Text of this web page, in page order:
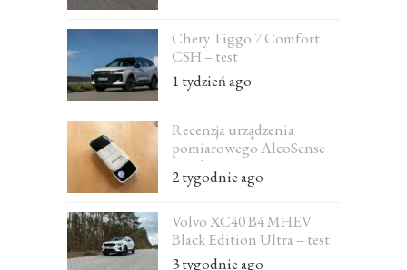
Chery Tiggo 7 Comfort
CSH – test
1 tydzień ago
Recenzja urządzenia
pomiarowego AlcoSense
Excel
2 tygodnie ago
Volvo XC40 B4 MHEV
Black Edition Ultra – test
3 tygodnie ago